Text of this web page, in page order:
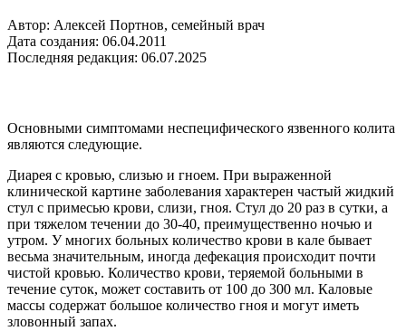
Автор: Алексей Портнов, семейный врач
Дата создания: 06.04.2011
Последняя редакция: 06.07.2025
Основными симптомами неспецифического язвенного колита
являются следующие.
Диарея с кровью, слизью и гноем. При выраженной
клинической картине заболевания характерен частый жидкий
стул с примесью крови, слизи, гноя. Стул до 20 раз в сутки, а
при тяжелом течении до 30-40, преимущественно ночью и
утром. У многих больных количество крови в кале бывает
весьма значительным, иногда дефекация происходит почти
чистой кровью. Количество крови, теряемой больными в
течение суток, может составить от 100 до 300 мл. Каловые
массы содержат большое количество гноя и могут иметь
зловонный запах.